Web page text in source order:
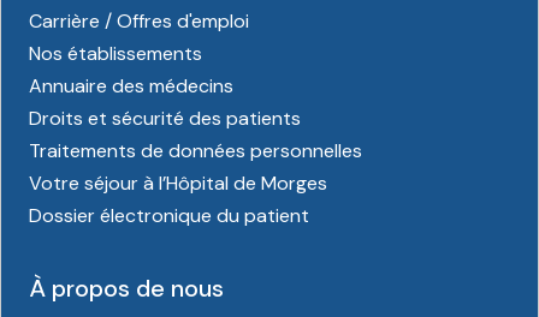
Carrière / Offres d'emploi
Nos établissements
Annuaire des médecins
Droits et sécurité des patients
Traitements de données personnelles
Votre séjour à l’Hôpital de Morges
Dossier électronique du patient
À propos de nous